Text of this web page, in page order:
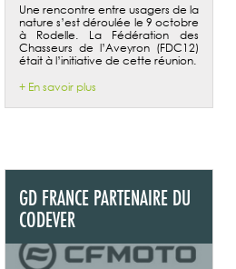
Une rencontre entre usagers de la
nature s’est déroulée le 9 octobre
à Rodelle. La Fédération des
Chasseurs de l’Aveyron (FDC12)
était à l’initiative de cette réunion.
+ En savoir plus
GD FRANCE PARTENAIRE DU
CODEVER